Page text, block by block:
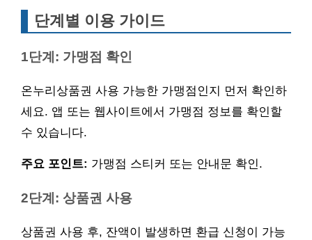
단계별 이용 가이드
1단계: 가맹점 확인
온누리상품권 사용 가능한 가맹점인지 먼저 확인하
세요. 앱 또는 웹사이트에서 가맹점 정보를 확인할
수 있습니다.
주요 포인트: 가맹점 스티커 또는 안내문 확인.
2단계: 상품권 사용
상품권 사용 후, 잔액이 발생하면 환급 신청이 가능